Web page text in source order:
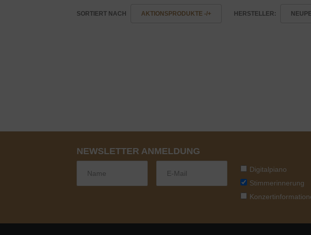
SORTIERT NACH AKTIONSPRODUKTE -/+ HERSTELLER:
NEWSLETTER ANMELDUNG
Digitalpiano
Stimmerinnerung